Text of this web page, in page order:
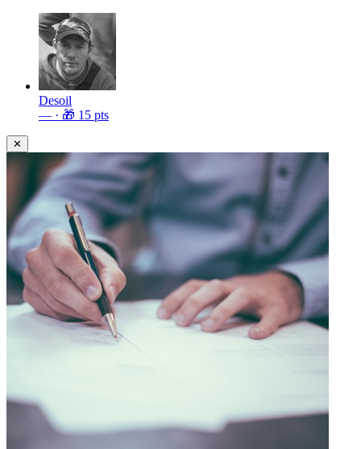
Desoil
— · 🎁 15 pts
✕